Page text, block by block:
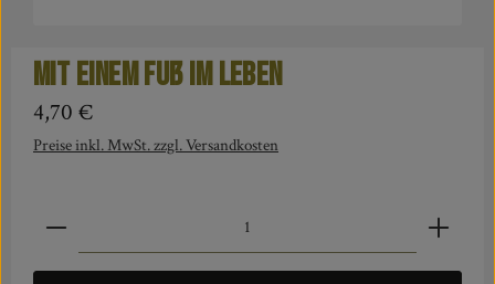
Mit einem Fuß im Leben
Regulärer Preis:
4,70 €
Preise inkl. MwSt. zzgl. Versandkosten
Produkt Anzahl: Gib den gewünschten Wert ein oder